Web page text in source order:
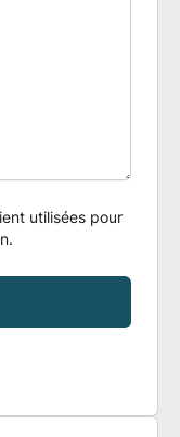
utilisées pour